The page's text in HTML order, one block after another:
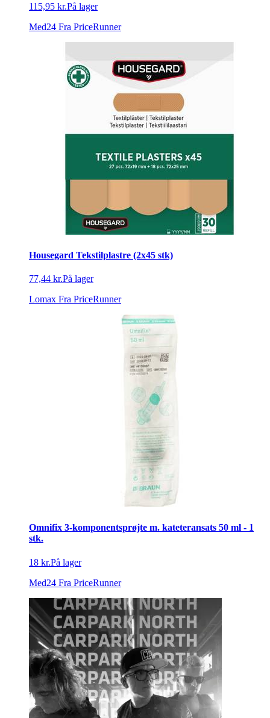
115,95 kr.På lager
Med24 Fra PriceRunner
Housegard Tekstilplastre (2x45 stk)
77,44 kr.På lager
Lomax Fra PriceRunner
Omnifix 3-komponentsprøjte m. kateteransats 50 ml - 1
stk.
18 kr.På lager
Med24 Fra PriceRunner